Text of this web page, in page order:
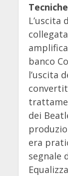
banco
l’uscita
dei
era
segnale